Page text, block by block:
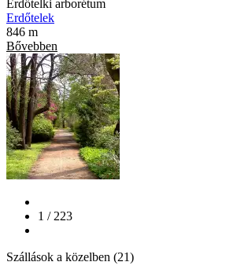
Erdőtelki arborétum
Erdőtelek
846 m
Bővebben
1 / 223
Szállások a közelben (21)